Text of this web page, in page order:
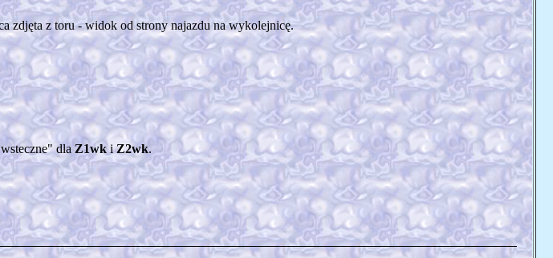
zdjęta z toru - widok od strony najazdu na wykolejnicę.
dla Z1wkiZ2wk.